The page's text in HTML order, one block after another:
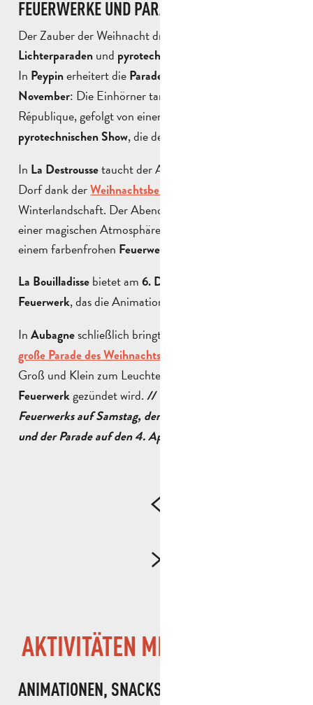
FEUERWERKE UND PARADEN
Der Zauber der Weihnacht drückt sich auch in
Lichterparaden und pyrotechnischen Darbietungen
In Peypinerheitert die Parade der Einhörner
November: Die Einhörner tanzen auf der Avenue de la
République, gefolgt von einem
pyrotechnischen Show, die den Abend erhellt.
In La Destroussetaucht der Abend des
Dorf dank derWeihnachtsbeleuchtung
Winterlandschaft. Der Abend wird mit Animationen in
einer magischen Atmosphäre fortgesetzt, bevor er mit
einem farbenfrohen Feuerwerk
La Bouilladisse bietet am6. Dezember
Feuerwerk, das die Animationen des Tages abschließt.
InAubagneschließlich bringt am
große Parade des Weihnachtsmannes
Groß und Klein zum Leuchten, bevor um
Feuerwerkgezündet wird.// Verschiebung des
Feuerwerks auf Samstag, den 3. Januar um 19:30 Uhr,
und der Parade auf den 4. April 2026
AKTIVITÄTEN MIT DER FAMILIE
ANIMATIONEN, SNACKS UND EISLAUFBAHN